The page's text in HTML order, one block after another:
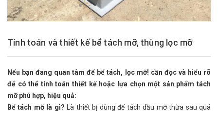
Tính toán và thiết kế bể tách mỡ, thùng lọc mỡ
Nếu bạn đang quan tâm để bể tách, lọc mỡ! cần đọc và hiểu rõ
để có thể tính toán thiết kế hoặc lựa chọn một sản phẩm tách
mỡ phù hợp, hiệu quả:
Bể tách mỡ là gì?Là thiết bị dùng để tách dầu mỡ thừa sau quá